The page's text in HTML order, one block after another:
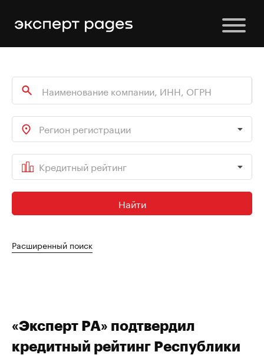
Регион регистрации
Кредитный рейтинг
Найти
Расширенный поиск
«Эксперт РА» подтвердил
кредитный рейтинг Республики